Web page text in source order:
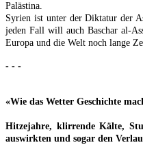
Palästina.
Syrien ist unter der Diktatur der
jeden Fall will auch Baschar al-
Europa und die Welt noch lange
- - -
«Wie das Wetter Geschichte
Hitzejahre, klirrende Kälte,
auswirkten und sogar den